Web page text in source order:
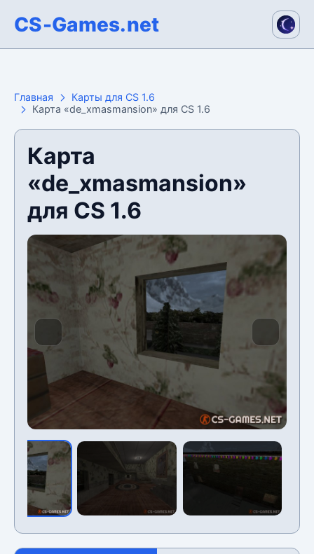
CS-Games.net
Главная
Карты для CS 1.6
Карта «de_xmasmansion» для CS 1.6
Карта
«de_xmasmansion»
для CS 1.6